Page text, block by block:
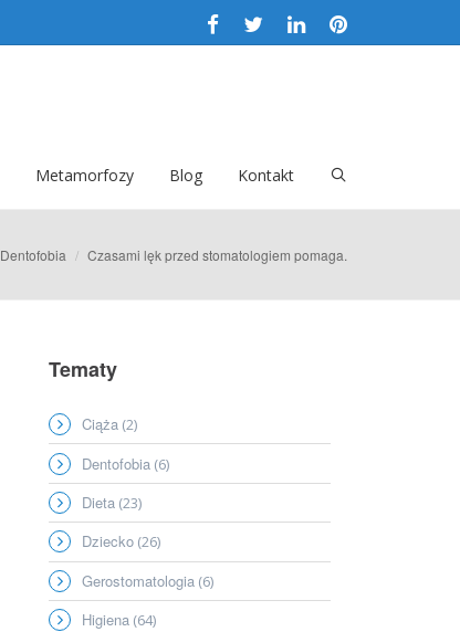
Metamorfozy Blog Kontakt
Dentofobia / Czasami lęk przed stomatologiem pomaga.
Tematy
Ciąża (2)
Dentofobia (6)
Dieta (23)
Dziecko (26)
Gerostomatologia (6)
Higiena (64)